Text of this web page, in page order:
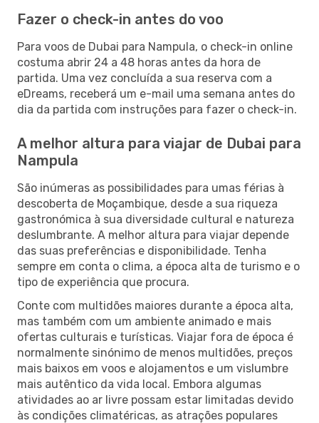
Fazer o check-in antes do voo
Para voos de Dubai para Nampula, o check-in online
costuma abrir 24 a 48 horas antes da hora de
partida. Uma vez concluída a sua reserva com a
eDreams, receberá um e-mail uma semana antes do
dia da partida com instruções para fazer o check-in.
A melhor altura para viajar de Dubai para
Nampula
São inúmeras as possibilidades para umas férias à
descoberta de Moçambique, desde a sua riqueza
gastronómica à sua diversidade cultural e natureza
deslumbrante. A melhor altura para viajar depende
das suas preferências e disponibilidade. Tenha
sempre em conta o clima, a época alta de turismo e o
tipo de experiência que procura.
Conte com multidões maiores durante a época alta,
mas também com um ambiente animado e mais
ofertas culturais e turísticas. Viajar fora de época é
normalmente sinónimo de menos multidões, preços
mais baixos em voos e alojamentos e um vislumbre
mais autêntico da vida local. Embora algumas
atividades ao ar livre possam estar limitadas devido
às condições climatéricas, as atrações populares